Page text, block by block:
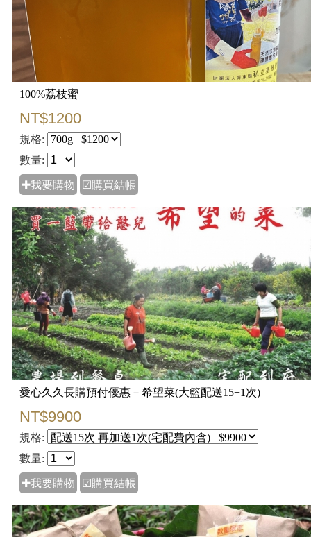
100%荔枝蜜
NT$1200
規格:
數量:
✚我要購物 ☑購買結帳
愛心久久長購預付優惠－希望菜(大籃配送15+1次)
NT$9900
規格:
數量:
✚我要購物 ☑購買結帳